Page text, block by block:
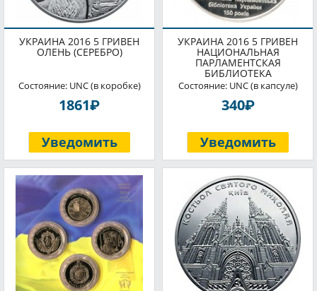
УКРАИНА 2016 5 ГРИВЕН
ОЛЕНЬ (СЕРЕБРО)
Состояние: UNC (в коробке)
1861P
Уведомить
УКРАИНА 2016 5 ГРИВЕН
НАЦИОНАЛЬНАЯ
ПАРЛАМЕНТСКАЯ
БИБЛИОТЕКА
Состояние: UNC (в капсуле)
340P
Уведомить